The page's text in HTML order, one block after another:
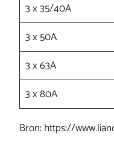
3 x 35/40A
3 x 50A
3 x 63A
3 x 80A
Bron: https://